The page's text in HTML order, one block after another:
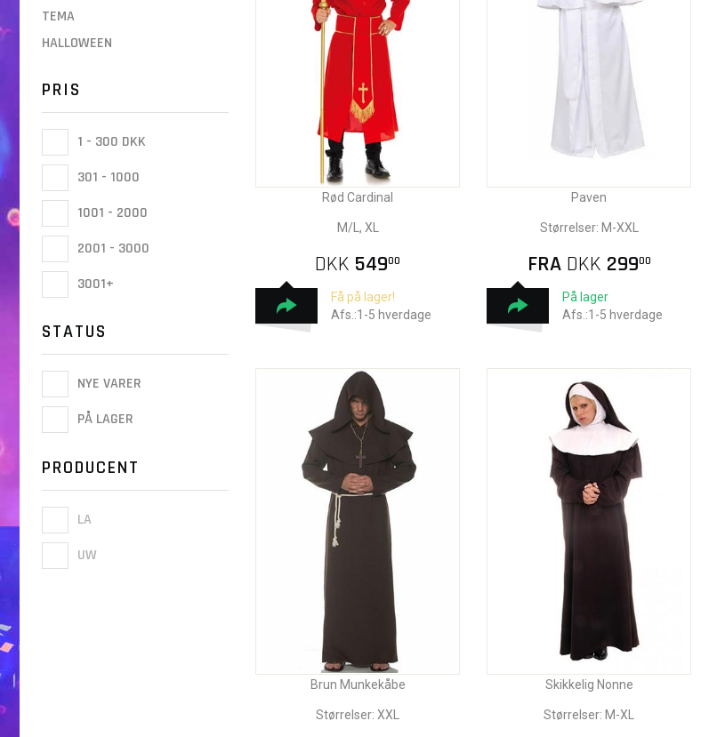
TEMA
HALLOWEEN
PRIS
1 - 300 DKK
301 - 1000
1001 - 2000
2001 - 3000
3001+
STATUS
NYE VARER
PÅ LAGER
PRODUCENT
LA
UW
Rød Cardinal
M/L, XL
DKK 54900
Få på lager!
Afs.:1-5 hverdage
Paven
Størrelser: M-XXL
FRA DKK 29900
På lager
Afs.:1-5 hverdage
Brun Munkekåbe
Størrelser: XXL
Skikkelig Nonne
Størrelser: M-XL